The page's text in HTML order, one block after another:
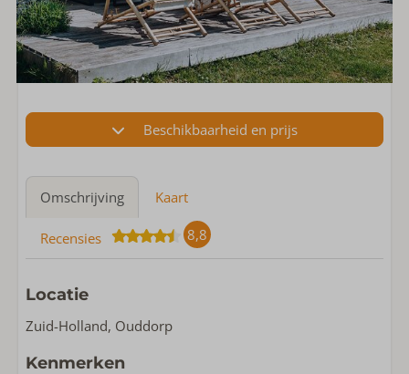
Beschikbaarheid en prijs
Omschrijving Kaart
Recensies 8,8
Locatie
Zuid-Holland, Ouddorp
Kenmerken